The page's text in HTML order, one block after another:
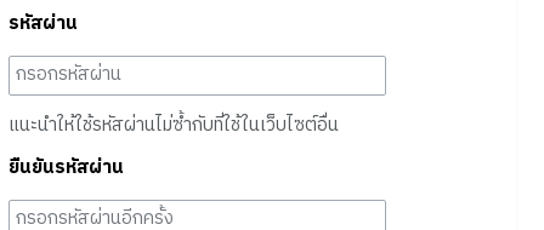
รหัสผ่าน
แนะนำให้ใช้รหัสผ่านไม่ซ้ำกับที่ใช้ในเว็บไซต์อื่น
ยืนยันรหัสผ่าน